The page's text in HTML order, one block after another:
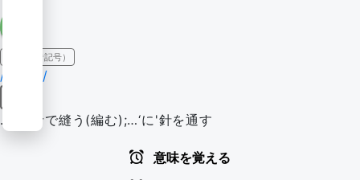
IPA（発音記号）
/ˈniː.dəl/
…‘を'針で縫う(編む);…‘に'針を通す
意味を覚える